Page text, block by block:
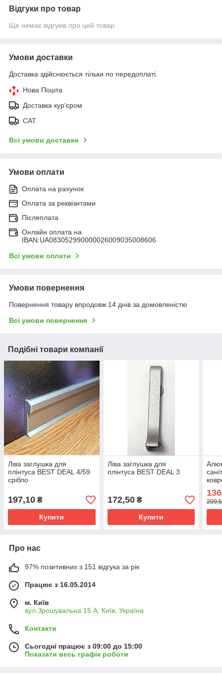
Відгуки про товар
Ще немає відгуків про цей товар
Умови доставки
Доставка здійснюється тільки по передоплаті.
Нова Пошта
Доставка кур'єром
САТ
Всі умови доставки
Умови оплати
Оплата на рахунок
Оплата за реквізитами
Післяплата
Онлайн оплата на
IBAN:UA083052990000026009035008606
Всі умови оплати
Умови повернення
Повернення товару впродовж 14 днів за домовленістю
Всі умови повернення
Подібні товари компанії
Ліва заглушка для
плінтуса BEST DEAL 4/59
срібло
197,10 ₴
Купити
Ліва заглушка для
плінтуса BEST DEAL 3
172,50₴
Купити
Про нас
97% позитивних з 151 відгука за рік
Працює з 16.05.2014
м. Київ
вул.Зрошувальна 15 А, Київ, Україна
Контакти
Сьогодні працює з 09:00 до 15:00
Показати весь графік роботи